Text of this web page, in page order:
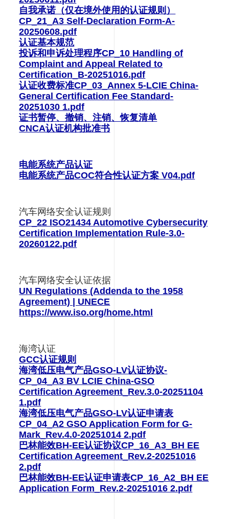
自我承诺（仅在境外使用的认证规则）
CP_21_A3 Self-Declaration Form-A-
20250608.pdf
认证基本规范
投诉和申诉处理程序CP_10 Handling of
Complaint and Appeal Related to
Certification_B-20251016.pdf
认证收费标准CP_03_Annex 5-LCIE China-
General Certification Fee Standard-
20251030 1.pdf
证书暂停、撤销、注销、恢复清单
CNCA认证机构批准书
电能系统产品认证
电能系统产品COC符合性认证方案 V04.pdf
汽车网络安全认证规则
CP_22 ISO21434 Automotive Cybersecurity
Certification Implementation Rule-3.0-
20260122.pdf
汽车网络安全认证依据
UN Regulations (Addenda to the 1958
Agreement) | UNECE
https://www.iso.org/home.html
海湾认证
GCC认证规则
海湾低压电气产品GSO-LV认证协议-
CP_04_A3 BV LCIE China-GSO
Certification Agreement_Rev.3.0-20251104
1.pdf
海湾低压电气产品GSO-LV认证申请表
CP_04_A2 GSO Application Form for G-
Mark_Rev.4.0-20251014 2.pdf
巴林能效BH-EE认证协议CP_16_A3_BH EE
Certification Agreement_Rev.2-20251016
2.pdf
巴林能效BH-EE认证申请表CP_16_A2_BH EE
Application Form_Rev.2-20251016 2.pdf